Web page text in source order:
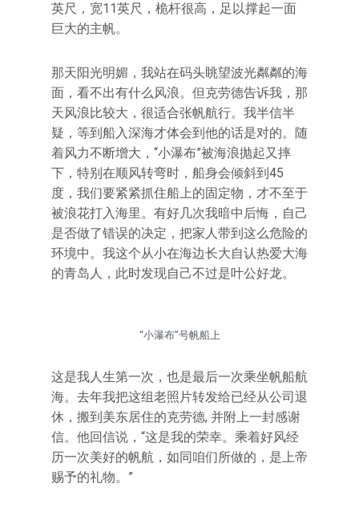
英尺，宽11英尺，桅杆很高，足以撑起一面
巨大的主帆。
那天阳光明媚，我站在码头眺望波光粼粼的海
面，看不出有什么风浪。但克劳德告诉我，那
天风浪比较大，很适合张帆航行。我半信半
疑，等到船入深海才体会到他的话是对的。随
着风力不断增大，“小瀑布”被海浪抛起又摔
下，特别在顺风转弯时，船身会倾斜到45
度，我们要紧紧抓住船上的固定物，才不至于
被浪花打入海里。有好几次我暗中后悔，自己
是否做了错误的决定，把家人带到这么危险的
环境中。我这个从小在海边长大自认热爱大海
的青岛人，此时发现自己不过是叶公好龙。
“小瀑布”号帆船上
这是我人生第一次，也是最后一次乘坐帆船航
海。去年我把这组老照片转发给已经从公司退
休，搬到美东居住的克劳德, 并附上一封感谢
信。他回信说，“这是我的荣幸。乘着好风经
历一次美好的帆航，如同咱们所做的，是上帝
赐予的礼物。”